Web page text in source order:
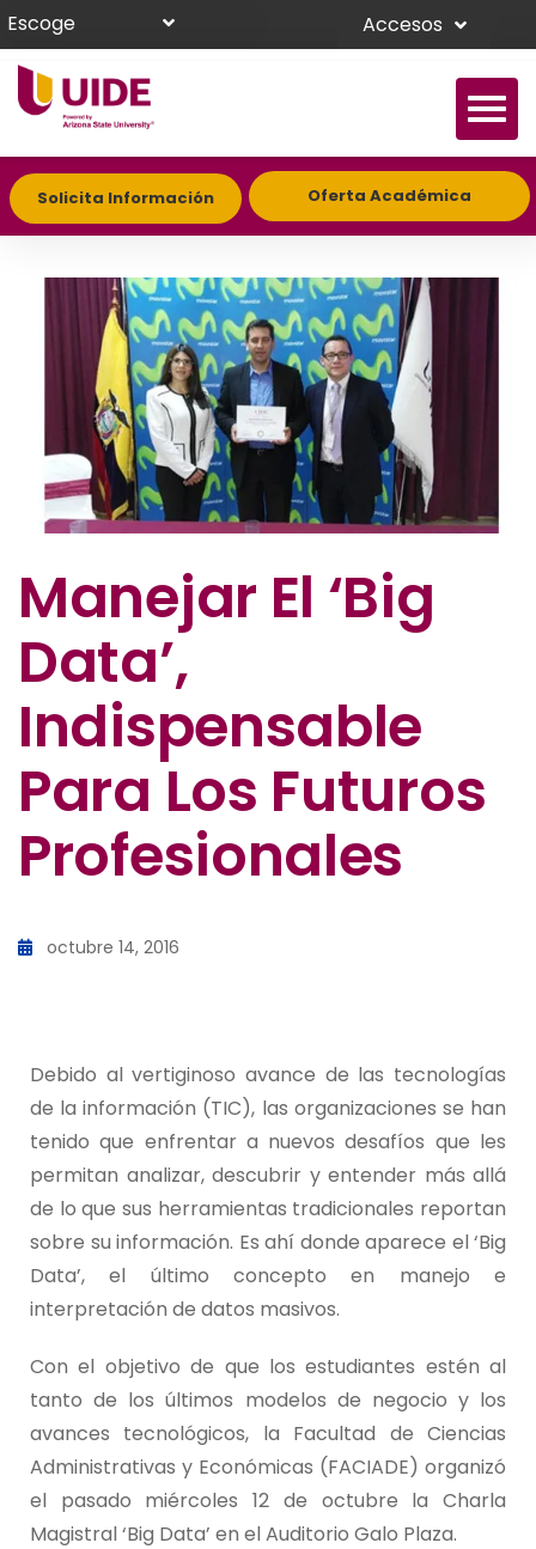
Escoge Accesos
Solicita Información Oferta Académica
Manejar El ‘Big
Data’,
Indispensable
Para Los Futuros
Profesionales
octubre 14, 2016
Debido al vertiginoso avance de las tecnologías
de la información (TIC), las organizaciones se han
tenido que enfrentar a nuevos desafíos que les
permitan analizar, descubrir y entender más allá
de lo que sus herramientas tradicionales reportan
sobre su información. Es ahí donde aparece el ‘Big
Data’, el último concepto en manejo e
interpretación de datos masivos.
Con el objetivo de que los estudiantes estén al
tanto de los últimos modelos de negocio y los
avances tecnológicos, la Facultad de Ciencias
Administrativas y Económicas (FACIADE) organizó
el pasado miércoles 12 de octubre la Charla
Magistral ‘Big Data’ en el Auditorio Galo Plaza.